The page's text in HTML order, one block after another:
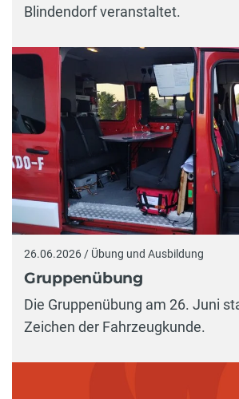
Blindendorf veranstaltet.
26.06.2026 / Übung und Ausbildung
Gruppenübung
Die Gruppenübung am 26. Juni
Zeichen der Fahrzeugkunde.